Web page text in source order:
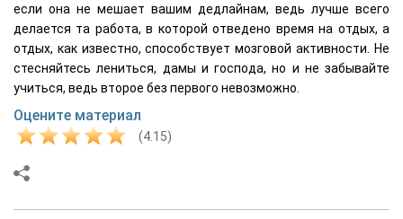
если она не мешает вашим дедлайнам, ведь лучше всего
делается та работа, в которой отведено время на отдых, а
отдых, как известно, способствует мозговой активности. Не
стесняйтесь лениться, дамы и господа, но и не забывайте
учиться, ведь второе без первого невозможно.
Оцените материал
(4.15)